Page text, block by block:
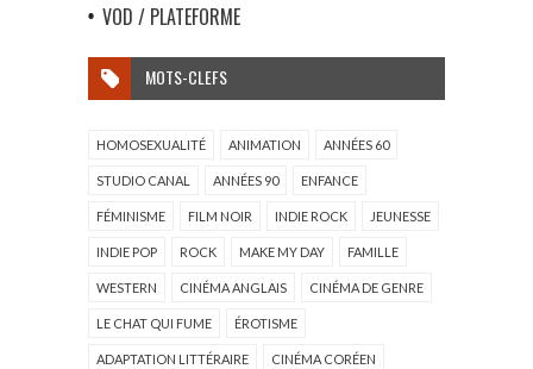
VOD / PLATEFORME
MOTS-CLEFS
HOMOSEXUALITÉ ANIMATION ANNÉES 60
STUDIO CANAL ANNÉES 90 ENFANCE
FÉMINISME FILM NOIR INDIE ROCK JEUNESSE
INDIE POP ROCK MAKE MY DAY FAMILLE
WESTERN CINÉMA ANGLAIS CINÉMA DE GENRE
LE CHAT QUI FUME ÉROTISME
ADAPTATION LITTÉRAIRE CINÉMA CORÉEN